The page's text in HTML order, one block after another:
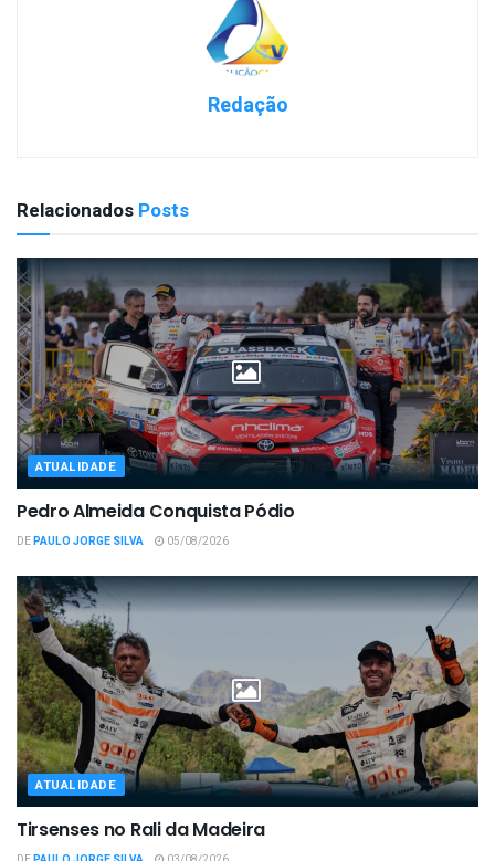
Redação
Relacionados Posts
ATUALIDADE
Pedro Almeida Conquista Pódio
DEPAULO JORGE SILVA 05/08/2026
ATUALIDADE
Tirsenses no Rali da Madeira